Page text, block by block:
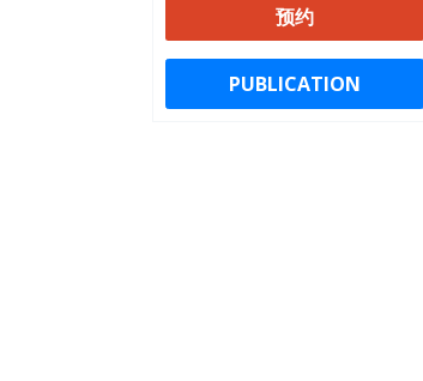
预约
PUBLICATION